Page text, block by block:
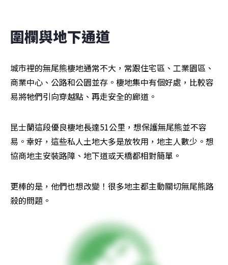
圍欄與地下通道
城市裡的無尾熊棲地通常不大，常跟住宅區、工業園區、
商業中心、公路和公園並存。棲地集中有個好處，比較容
易將牠們引向穿越點、再走安全的廊道。
昆士蘭這段優良棲地長達51公里，想保護無尾熊並不容
易。幸好，這些私人土地大多是放牧用，地主人數少。想
協商地主安裝路障、地下道或天橋都相對簡單。
更棒的是，他們也想改變！很多地主都主動關切無尾熊路
殺的問題。